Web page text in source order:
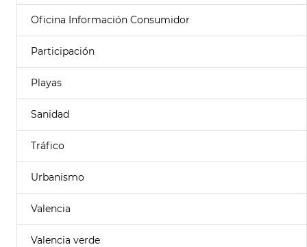
Oficina Información Consumidor
Participación
Playas
Sanidad
Tráfico
Urbanismo
Valencia
Valencia verde